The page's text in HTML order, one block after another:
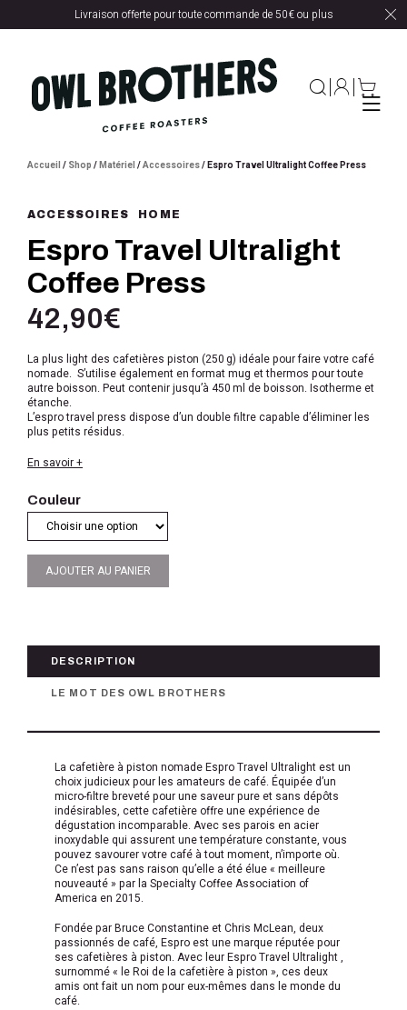
Livraison offerte pour toute commande de 50€ ou plus
Accueil / Shop /Matériel /Accessoires/ Espro Travel Ultralight Coffee Press
ACCESSOIRES HOME
Espro Travel Ultralight
Coffee Press
42,90€
La plus light des cafetières piston (250 g) idéale pour faire votre café
nomade. S’utilise également en format mug et thermos pour toute
autre boisson. Peut contenir jusqu’à 450 ml de boisson. Isotherme et
étanche.
L’espro travel press dispose d’un double filtre capable d’éliminer les
plus petits résidus.
En savoir +
Couleur
AJOUTER AU PANIER
DESCRIPTION
LE MOT DES OWL BROTHERS
La cafetière à piston nomade Espro Travel Ultralight est un
choix judicieux pour les amateurs de café. Équipée d’un
micro-filtre breveté pour une saveur pure et sans dépôts
indésirables, cette cafetière offre une expérience de
dégustation incomparable. Avec ses parois en acier
inoxydable qui assurent une température constante, vous
pouvez savourer votre café à tout moment, n’importe où.
Ce n’est pas sans raison qu’elle a été élue « meilleure
nouveauté » par la Specialty Coffee Association of
America en 2015.
Fondée par Bruce Constantine et Chris McLean, deux
passionnés de café, Espro est une marque réputée pour
ses cafetières à piston. Avec leur Espro Travel Ultralight ,
surnommé « le Roi de la cafetière à piston », ces deux
amis ont fait un nom pour eux-mêmes dans le monde du
café.